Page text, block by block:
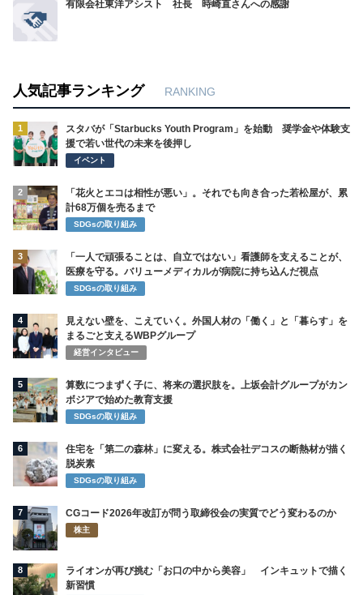
有限会社東洋アシスト 社長 時崎直さんへの感謝
人気記事ランキング RANKING
1
スタバが「Starbucks Youth Program」を始動 奨学金や体験支
援で若い世代の未来を後押し
イベント
2
「花火とエコは相性が悪い」。それでも向き合った若松屋が、累
計68万個を売るまで
SDGsの取り組み
3
「一人で頑張ることは、自立ではない」看護師を支えることが、
医療を守る。バリューメディカルが病院に持ち込んだ視点
SDGsの取り組み
4
見えない壁を、こえていく。外国人材の「働く」と「暮らす」を
まるごと支えるWBPグループ
経営インタビュー
5
算数につまずく子に、将来の選択肢を。上坂会計グループがカン
ボジアで始めた教育支援
SDGsの取り組み
6
住宅を「第二の森林」に変える。株式会社デコスの断熱材が描く
脱炭素
SDGsの取り組み
7 CGコード2026年改訂が問う取締役会の実質でどう変わるのか
株主
8
ライオンが再び挑む「お口の中から美容」 インキュットで描く
新習慣